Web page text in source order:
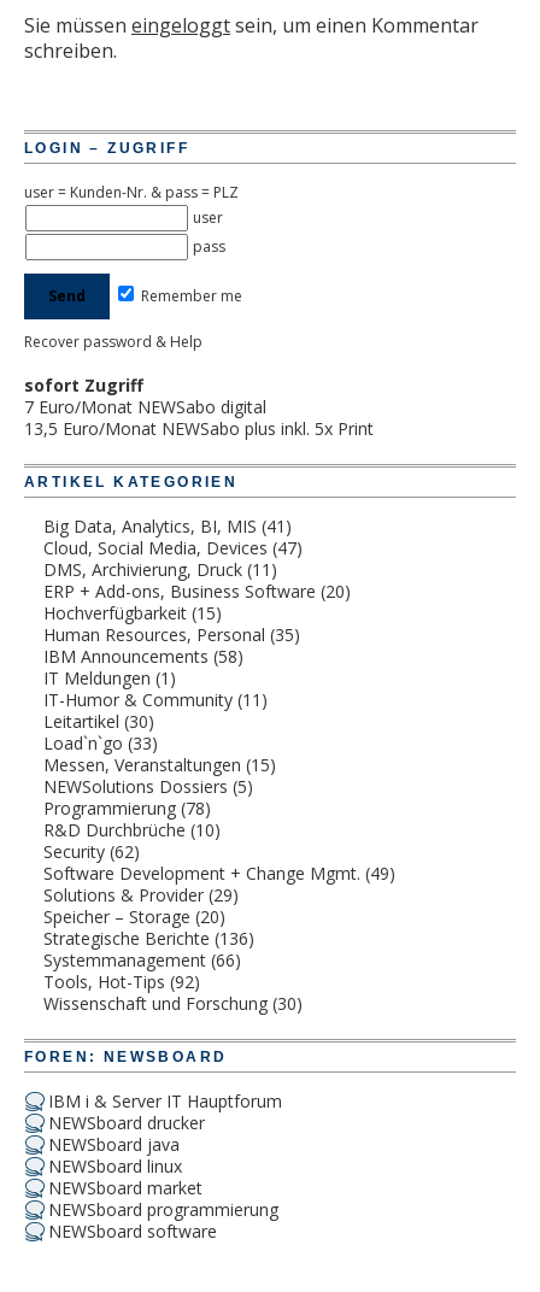
Sie müssen eingeloggtsein, um einen Kommentar
schreiben.
LOGIN – ZUGRIFF
user = Kunden-Nr. & pass = PLZ
user
pass
Remember me
Recover password & Help
sofort Zugriff
7 Euro/Monat NEWSabo digital
13,5 Euro/Monat NEWSabo plus inkl. 5x Print
ARTIKEL KATEGORIEN
Big Data, Analytics, BI, MIS (41)
Cloud, Social Media, Devices (47)
DMS, Archivierung, Druck (11)
ERP + Add-ons, Business Software (20)
Hochverfügbarkeit (15)
Human Resources, Personal (35)
IBM Announcements (58)
IT Meldungen (1)
IT-Humor & Community (11)
Leitartikel (30)
Load`n`go (33)
Messen, Veranstaltungen (15)
NEWSolutions Dossiers (5)
Programmierung (78)
R&D Durchbrüche (10)
Security (62)
Software Development + Change Mgmt. (49)
Solutions & Provider (29)
Speicher – Storage (20)
Strategische Berichte (136)
Systemmanagement (66)
Tools, Hot-Tips (92)
Wissenschaft und Forschung (30)
FOREN: NEWSBOARD
IBM i & Server IT Hauptforum
NEWSboard drucker
NEWSboard java
NEWSboard linux
NEWSboard market
NEWSboard programmierung
NEWSboard software